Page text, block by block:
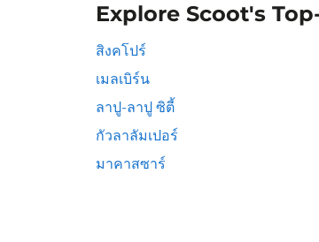
Explore Scoot's
สิงคโปร์
เมลเบิร์น
ลาปู-ลาปู ซิตี้
กัวลาลัมเปอร์
มาคาสซาร์